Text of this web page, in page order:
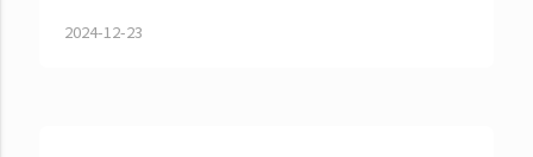
2024-12-23